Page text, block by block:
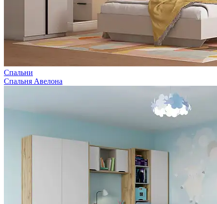
Спальни
Спальня Авелона